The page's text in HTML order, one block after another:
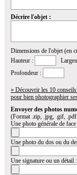
Décrire l'objet :
Dimensions de l'objet (en
Hauteur :
Profondeur :
» Découvrir les 10
pour bien photographier
Envoyer des photos
(Format .zip, .jpg, .gif,
Une photo générale de
Une photo du dos ou du
Une signature ou un détail :